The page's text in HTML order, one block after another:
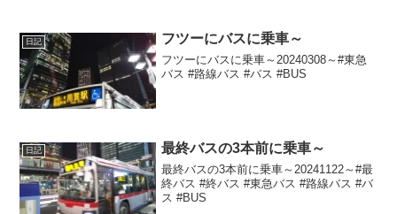
日記 フツーにバスに乗車～
フツーにバスに乗車～20240308～#東急
バス #路線バス #バス #BUS
日記 最終バスの3本前に乗車～
最終バスの3本前に乗車～20241122～#最
終バス #終バス #東急バス #路線バス #バ
ス #BUS